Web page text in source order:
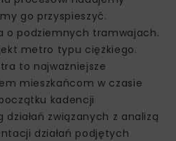
go przyspieszyć.
o podziemnych tramwajach.
metro typu ciężkiego.
to najważniejsze
mieszkańcom w czasie
kadencji
związanych z analizą
działań podjętych